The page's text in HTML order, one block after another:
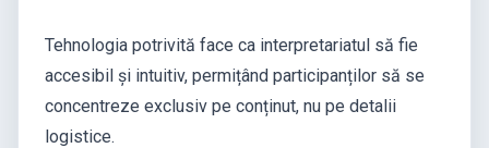
Tehnologia potrivită face ca interpretariatul să fie
accesibil și intuitiv, permițând participanților să se
concentreze exclusiv pe conținut, nu pe detalii
logistice.